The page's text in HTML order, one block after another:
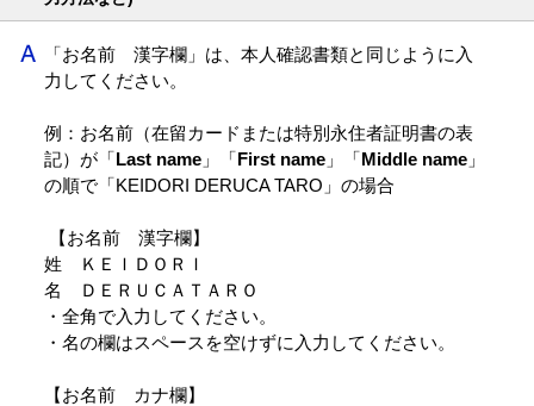
「お名前 漢字欄」は、本人確認書類と同じように入
力してください。
例：お名前（在留カードまたは特別永住者証明書の表
記）が「Last name 」「First name 」「Middle name 」
の順で「KEIDORI DERUCA TARO」の場合
【お名前 漢字欄】
姓 ＫＥＩＤＯＲＩ
名 ＤＥＲＵＣＡＴＡＲＯ
・全角で入力してください。
・名の欄はスペースを空けずに入力してください。
【お名前 カナ欄】